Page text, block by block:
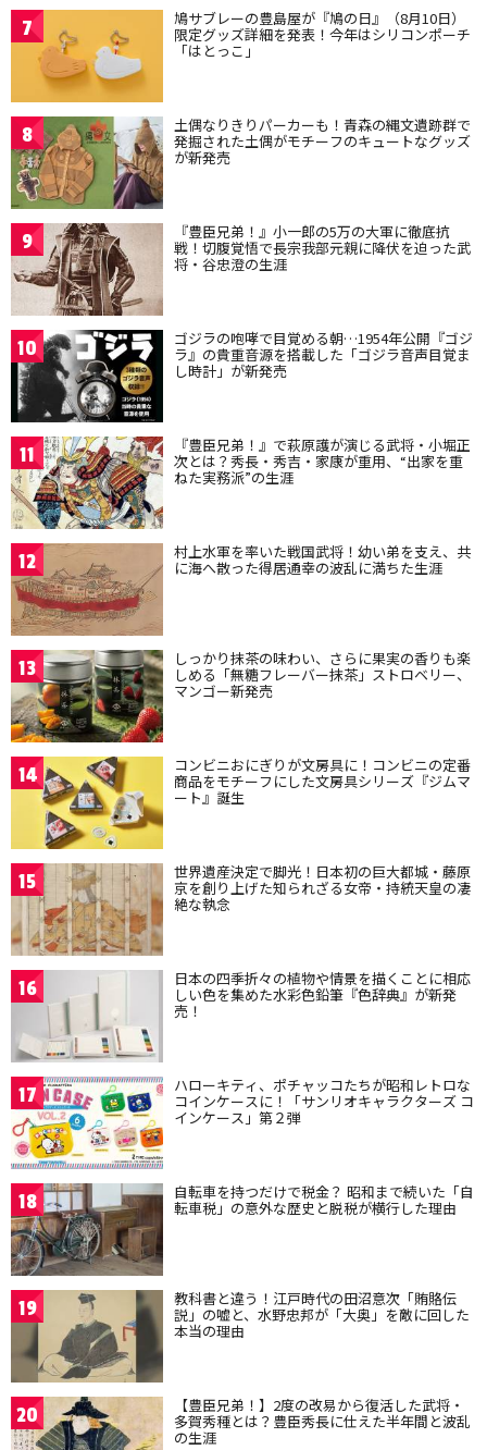
7 鳩サブレーの豊島屋が『鳩の日』（8月10日）
限定グッズ詳細を発表！今年はシリコンポーチ
「はとっこ」
8 土偶なりきりパーカーも！青森の縄文遺跡群で
発掘された土偶がモチーフのキュートなグッズ
が新発売
9 『豊臣兄弟！』小一郎の5万の大軍に徹底抗
戦！切腹覚悟で長宗我部元親に降伏を迫った武
将・谷忠澄の生涯
10 ゴジラの咆哮で目覚める朝…1954年公開『ゴジ
ラ』の貴重音源を搭載した「ゴジラ音声目覚ま
し時計」が新発売
11 『豊臣兄弟！』で萩原護が演じる武将・小堀正
次とは？秀長・秀吉・家康が重用、“出家を重
ねた実務派”の生涯
12 村上水軍を率いた戦国武将！幼い弟を支え、共
に海へ散った得居通幸の波乱に満ちた生涯
13 しっかり抹茶の味わい、さらに果実の香りも楽
しめる「無糖フレーバー抹茶」ストロベリー、
マンゴー新発売
14 コンビニおにぎりが文房具に！コンビニの定番
商品をモチーフにした文房具シリーズ『ジムマ
ート』誕生
15 世界遺産決定で脚光！日本初の巨大都城・藤原
京を創り上げた知られざる女帝・持統天皇の凄
絶な執念
16 日本の四季折々の植物や情景を描くことに相応
しい色を集めた水彩色鉛筆『色辞典』が新発
売！
17 ハローキティ、ポチャッコたちが昭和レトロな
コインケースに！「サンリオキャラクターズ コ
インケース」第２弾
18 自転車を持つだけで税金？ 昭和まで続いた「自
転車税」の意外な歴史と脱税が横行した理由
19 教科書と違う！江戸時代の田沼意次「賄賂伝
説」の嘘と、水野忠邦が「大奥」を敵に回した
本当の理由
20 【豊臣兄弟！】2度の改易から復活した武将・
多賀秀種とは？豊臣秀長に仕えた半年間と波乱
の生涯